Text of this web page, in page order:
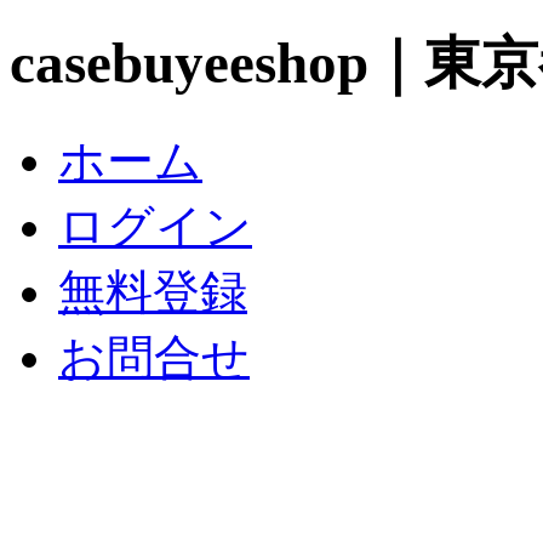
casebuyeeshop｜東
ホーム
ログイン
無料登録
お問合せ